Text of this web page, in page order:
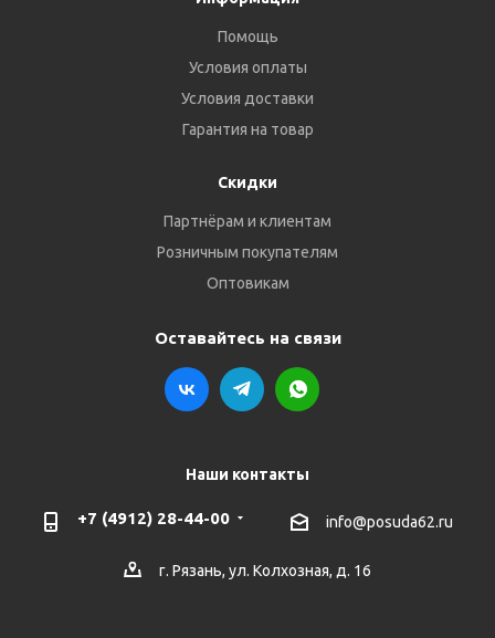
Помощь
Условия оплаты
Условия доставки
Гарантия на товар
Скидки
Партнёрам и клиентам
Розничным покупателям
Оптовикам
Оставайтесь на связи
Наши контакты
+7 (4912) 28-44-00 info@posuda62.ru
г. Рязань, ул. Колхозная, д. 16